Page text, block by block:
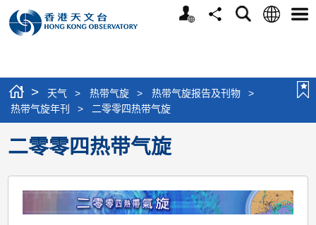
个
分
搜
语
选
> 天气 > 热带气旋 > 热带气旋报告及刊物
>
热带气旋年刊
> 二零零四热带气旋
二零零四热带气旋